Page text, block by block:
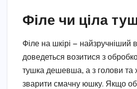
Філе чи ціла
Філе на шкірі — найзручніший
доведеться возитися з
тушка дешевша, а з голови та
зварити смачну юшку. Якщо